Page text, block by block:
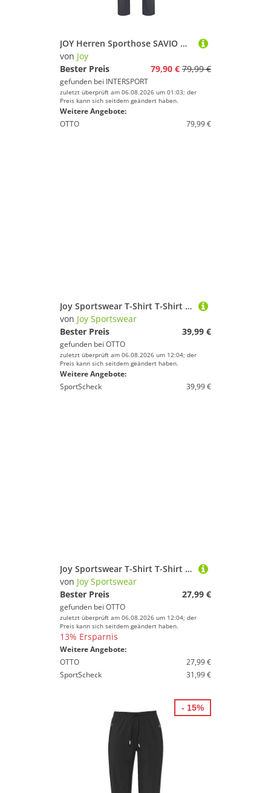
JOY Herren Sporthose SAVIO Hose
von Joy
Bester Preis
79,90 € 79,99 €
gefunden bei INTERSPORT
zuletzt überprüft am 06.08.2026 um 01:03; der
Preis kann sich seitdem geändert haben.
Weitere Angebote:
OTTO
79,99 €
Joy Sportswear T-Shirt T-Shirt ALDO
von Joy Sportswear
Bester Preis
39,99 €
gefunden bei OTTO
zuletzt überprüft am 06.08.2026 um 12:04; der
Preis kann sich seitdem geändert haben.
Weitere Angebote:
SportScheck
39,99 €
Joy Sportswear T-Shirt T-Shirt ARNO
von Joy Sportswear
Bester Preis
27,99 €
gefunden bei OTTO
zuletzt überprüft am 06.08.2026 um 12:04; der
Preis kann sich seitdem geändert haben.
13% Ersparnis
Weitere Angebote:
OTTO
27,99 €
SportScheck
31,99 €
- 15%